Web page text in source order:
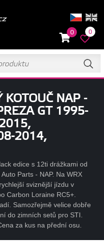
0 0
KOTOUČ NAP -
GT 1995-
2014,
edice s 12ti drážkami od
Parts - NAP. Na WRX
sviznější jízdu v
Carbon Loraine RC5+.
Samozřejmě velice dobře
do zimních setů pro STI.
za kus na přední osu.